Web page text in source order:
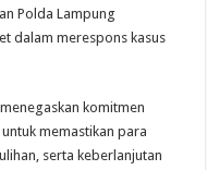
Polda Lampung
dalam merespons kasus
komitmen
memastikan para
serta keberlanjutan